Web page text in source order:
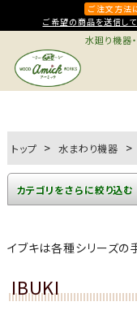
ご注文方法
ご希望の商品を送信して
水廻り機器
トップ > 水まわり機器 >
カテゴリをさらに絞り込む
イブキは各種シリーズの
IBUKI